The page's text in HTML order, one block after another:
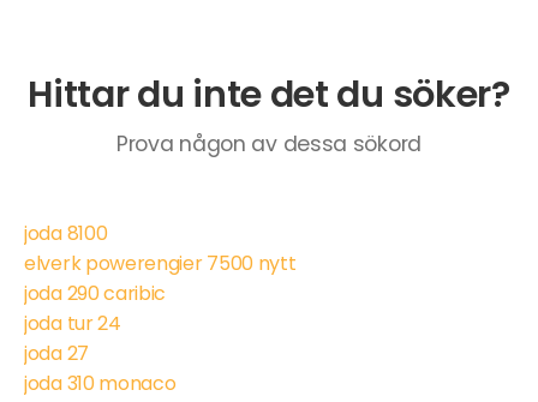
Hittar du inte det du söker?
Prova någon av dessa sökord
joda 8100
elverk powerengier 7500 nytt
joda 290 caribic
joda tur 24
joda 27
joda 310 monaco